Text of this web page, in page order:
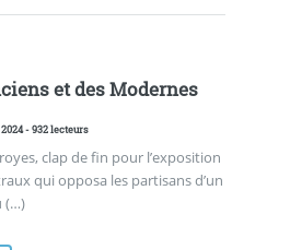
et des Modernes
- 932 lecteurs
clap de fin pour l’exposition
qui opposa les partisans d’un
(…)